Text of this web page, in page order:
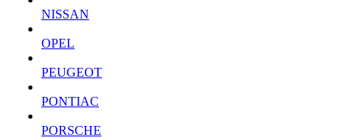
NISSAN
OPEL
PEUGEOT
PONTIAC
PORSCHE